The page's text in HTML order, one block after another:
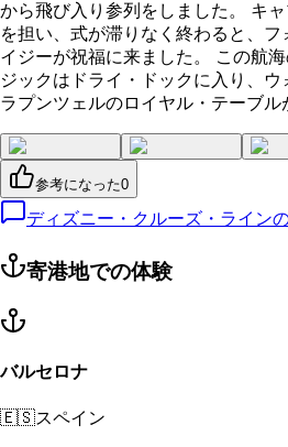
から飛び入り参列をしました。 キ
を担い、式が滞りなく終わると、
イジーが祝福に来ました。 この航
ジックはドライ・ドックに入り、
ラプンツェルのロイヤル・テーブル
参考になった0
ディズニー・クルーズ・ライン
寄港地での体験
バルセロナ
🇪🇸スペイン